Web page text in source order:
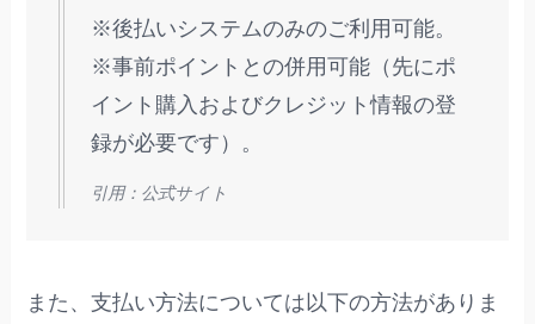
※後払いシステムのみのご利用可能。
※事前ポイントとの併用可能（先にポ
イント購入およびクレジット情報の登
録が必要です）。
引用：公式サイト
また、支払い方法については以下の方法がありま